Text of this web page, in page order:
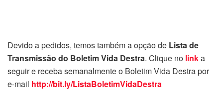
Devido a pedidos, temos também a opção de Lista de
Transmissão do Boletim Vida Destra. Clique no linka
seguir e receba semanalmente o Boletim Vida Destra por
e-mail http://bit.ly/ListaBoletimVidaDestra